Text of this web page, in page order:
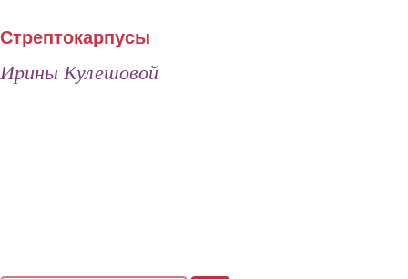
Стрептокарпусы
Ирины Кулешовой